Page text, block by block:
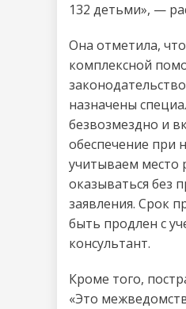
132 детьми», —
Она отметила,
комплексной
назначены
безвозмездно и
обеспечение при
учитываем место
оказываться без
заявления. Срок
быть продлен с
консультант.
Кроме того,
«Это